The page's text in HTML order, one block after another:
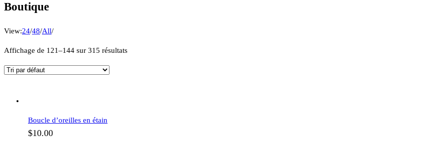
Boutique
View:24/48/All/
Affichage de 121–144 sur 315 résultats
Boucle d’oreilles en étain
$10.00